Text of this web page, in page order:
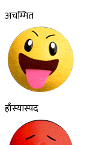
अचम्मित
हाँस्यास्पद